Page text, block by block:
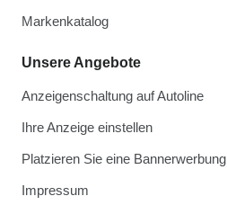
Markenkatalog
Unsere Angebote
Anzeigenschaltung auf Autoline
Ihre Anzeige einstellen
Platzieren Sie eine Bannerwerbung
Impressum